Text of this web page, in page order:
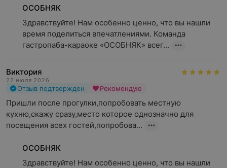
ОСОБНЯК
Здравствуйте! Нам особенно ценно, что вы нашли
время поделиться впечатлениями. Команда
гастропаба-караоке «ОСОБНЯК» всег...
Виктория
22 июля 2026
Отзыв подтвержден Рекомендую
Пришли после прогулки,попробовать местную
кухню,скажу сразу,место которое однозначно для
посещения всех гостей,попробова...
ОСОБНЯК
Здравствуйте! Нам особенно ценно, что вы нашли